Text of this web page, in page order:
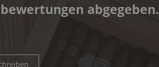
abgegeben.